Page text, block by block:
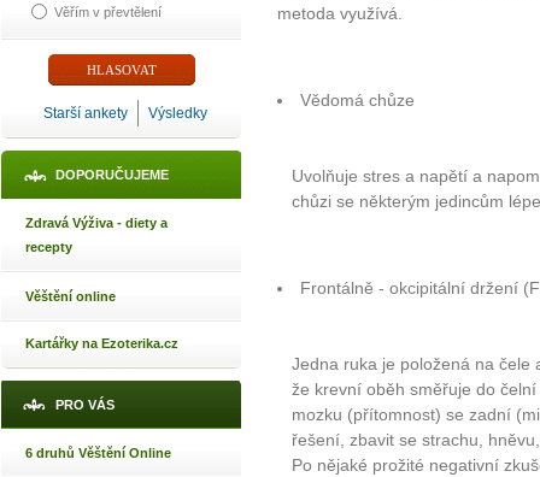
Věřím v převtělení
Starší ankety Výsledky
DOPORUČUJEME
Zdravá Výživa - diety a
recepty
Věštění online
Kartářky na Ezoterika.cz
PRO VÁS
6 druhů Věštění Online
metoda využívá.
Vědomá chůze
Uvolňuje stres a napětí a
chůzi se některým jedincům
Frontálně - okcipitální držení
Jedna ruka je položená na čele
že krevní oběh směřuje do
mozku (přítomnost) se zadní
řešení, zbavit se strachu,
Po nějaké prožité negativní